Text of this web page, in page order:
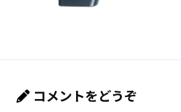
コメントをどうぞ